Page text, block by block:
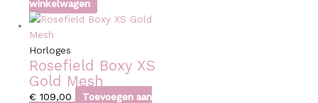
winkelwagen
Horloges
Rosefield Boxy XS
Gold Mesh
€ 109,00
Toevoegen aan